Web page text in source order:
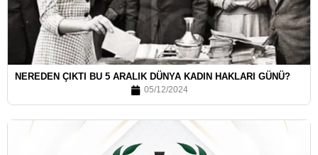
NEREDEN ÇIKTI BU 5 ARALIK DÜNYA KADIN HAKLARI GÜNÜ?
05/12/2024